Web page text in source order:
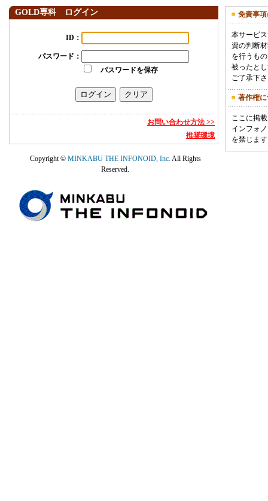
GOLD専科 ログイン
ID ：
パスワード ：
パスワードを保存
お問い合わせ方法 >>
推奨環境
Copyright © MINKABU THE INFONOID, Inc. All Rights
Reserved.
免責事
本サービ
資の判断
を行うも
被ったと
ご了承下
著作権
ここに掲
インフォ
を禁じま